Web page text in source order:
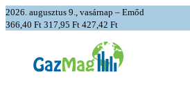
2026. augusztus 9., vasárnap – Emőd
366,40 Ft 317,95 Ft 427,42 Ft